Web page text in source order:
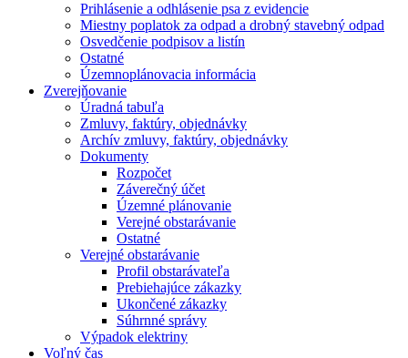
Prihlásenie a odhlásenie psa z evidencie
Miestny poplatok za odpad a drobný stavebný odpad
Osvedčenie podpisov a listín
Ostatné
Územnoplánovacia informácia
Zverejňovanie
Úradná tabuľa
Zmluvy, faktúry, objednávky
Archív zmluvy, faktúry, objednávky
Dokumenty
Rozpočet
Záverečný účet
Územné plánovanie
Verejné obstarávanie
Ostatné
Verejné obstarávanie
Profil obstarávateľa
Prebiehajúce zákazky
Ukončené zákazky
Súhrnné správy
Výpadok elektriny
Voľný čas